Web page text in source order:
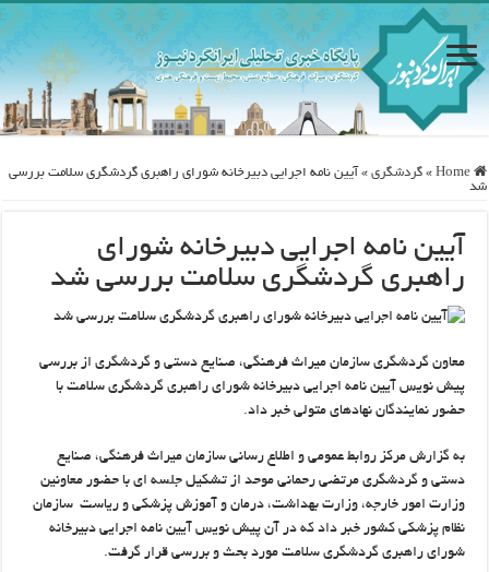
Home
» گردشگری » آیین نامه اجرایی دبیرخانه شورای راهبری گردشگری سلامت بررسی
شد
آیین نامه اجرایی دبیرخانه شورای
راهبری گردشگری سلامت بررسی شد
معاون گردشگری سازمان میراث فرهنگی، صنایع دستی و گردشگری از بررسی
پیش نویس آیین نامه اجرایی دبیرخانه شورای راهبری گردشگری سلامت با
حضور نمایندگان نهادهای متولی خبر داد.
به گزارش مرکز روابط عمومی و اطلاع رسانی سازمان میراث فرهنگی، صنایع
دستی و گردشگری مرتضی رحمانی موحد از تشکیل جلسه ای با حضور معاونین
وزارت امور خارجه، وزارت بهداشت، درمان و آموزش پزشکی و ریاست سازمان
نظام پزشکی کشور خبر داد که در آن پیش نویس آیین نامه اجرایی دبیرخانه
شورای راهبری گردشگری سلامت مورد بحث و بررسی قرار گرفت.